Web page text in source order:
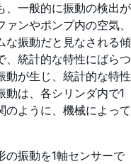
、一般的に振動の検出が
ンやポンプ内の空気、
な振動だと見なされる傾
、統計的な特性にばらつ
動が生じ、統計的な特性
動は、各シリンダ内で1
のように、機械によって
の振動を1軸センサーで